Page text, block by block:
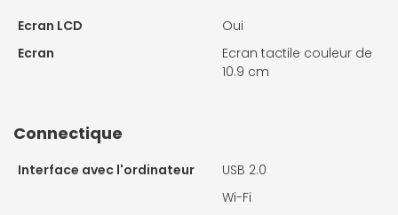
Ecran LCD
Oui
Ecran
Ecran tactile couleur de
10.9 cm
Connectique
Interface avec l'ordinateur
USB 2.0
Wi-Fi